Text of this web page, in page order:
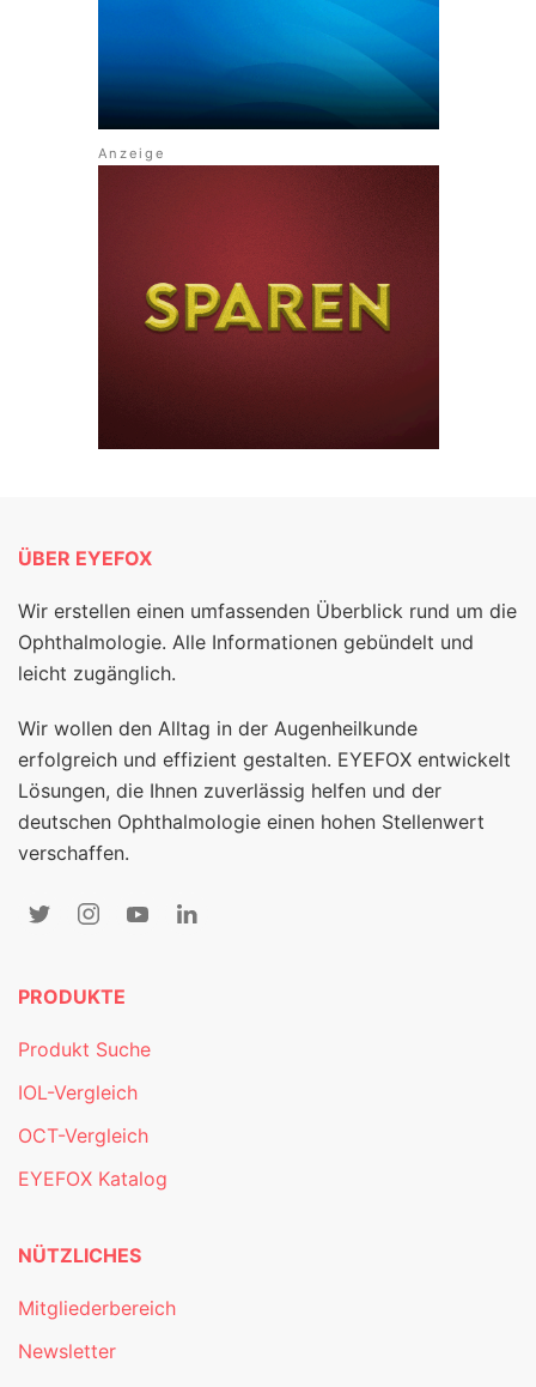
ÜBER EYEFOX
Wir erstellen einen umfassenden Überblick rund um die
Ophthalmologie. Alle Informationen gebündelt und
leicht zugänglich.
Wir wollen den Alltag in der Augenheilkunde
erfolgreich und effizient gestalten. EYEFOX entwickelt
Lösungen, die Ihnen zuverlässig helfen und der
deutschen Ophthalmologie einen hohen Stellenwert
verschaffen.
PRODUKTE
Produkt Suche
IOL-Vergleich
OCT-Vergleich
EYEFOX Katalog
NÜTZLICHES
Mitgliederbereich
Newsletter